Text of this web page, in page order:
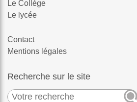
Le Collège
Le lycée
Contact
Mentions légales
Recherche sur le site